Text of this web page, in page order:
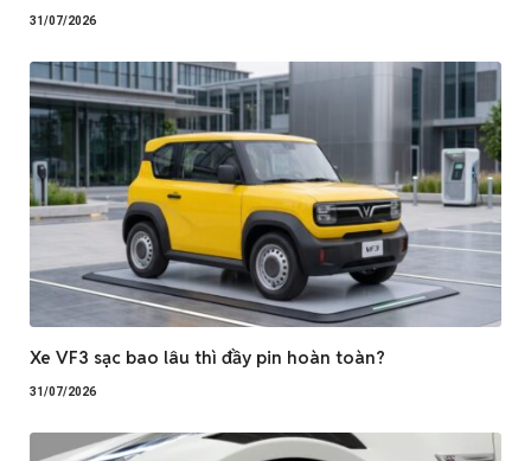
31/07/2026
Xe VF3 sạc bao lâu thì đầy pin hoàn toàn?
31/07/2026